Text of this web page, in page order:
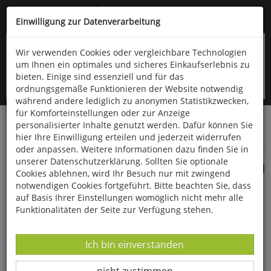
Kompletten Head der Seite überspringen
oder (06766) 9323-960
Startseite Bücher Quelle & Meyer Verlag
Naturführer
Botanische Wanderungen
Botanische Wanderungen durch den Harz und
sein Vorland
Einwilligung zur Datenverarbeitung
Wir verwenden Cookies oder vergleichbare Technologien
um Ihnen ein optimales und sicheres Einkaufserlebnis zu
bieten. Einige sind essenziell und für das
ordnungsgemäße Funktionieren der Website notwendig
während andere lediglich zu anonymen Statistikzwecken,
für Komforteinstellungen oder zur Anzeige
personalisierter Inhalte genutzt werden. Dafür können Sie
hier Ihre Einwilligung erteilen und jederzeit widerrufen
oder anpassen. Weitere Informationen dazu finden Sie in
unserer Datenschutzerklärung. Sollten Sie optionale
Cookies ablehnen, wird Ihr Besuch nur mit zwingend
notwendigen Cookies fortgeführt. Bitte beachten Sie, dass
auf Basis Ihrer Einstellungen womöglich nicht mehr alle
Funktionalitäten der Seite zur Verfügung stehen.
Datenverarbeitung -
Ich bin einverstanden